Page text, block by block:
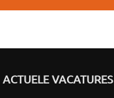
ACTUELE VACATURES